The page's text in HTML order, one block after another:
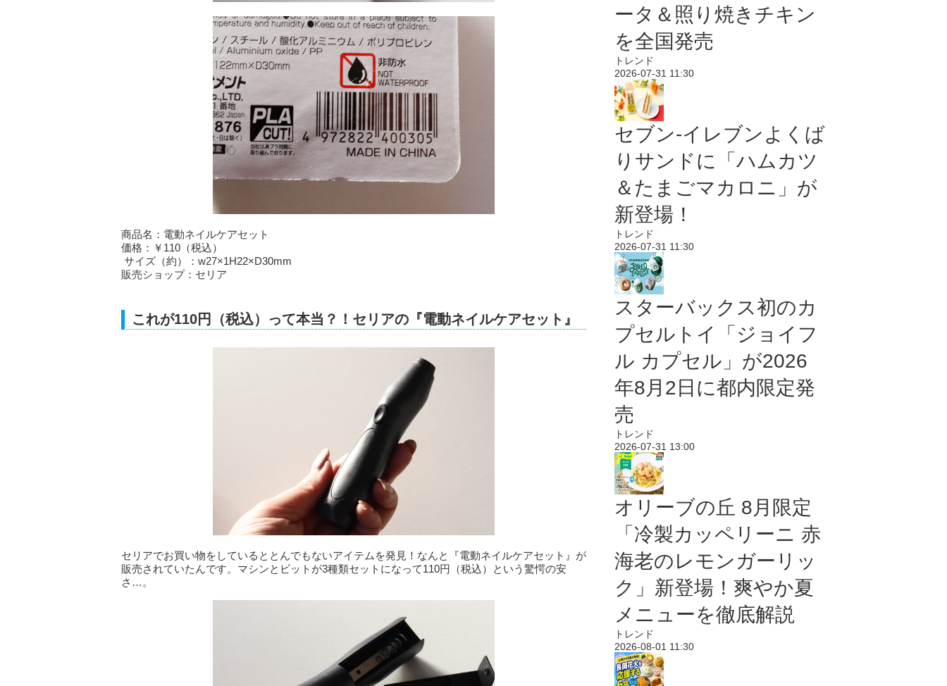
商品名：電動ネイルケアセット
価格：￥110（税込）
サイズ（約）：w27×1H22×D30mm
販売ショップ：セリア
これが110円（税込）って本当？！セリアの『電動ネイルケアセット』
セリアでお買い物をしているととんでもないアイテムを発見！なんと『電動ネイルケアセット』が
販売されていたんです。マシンとビットが3種類セットになって110円（税込）という驚愕の安
さ…。
ータ＆照り焼きチキン
を全国発売
トレンド
2026-07-31 11:30
セブン‐イレブンよくば
りサンドに「ハムカツ
＆たまごマカロニ」が
新登場！
トレンド
2026-07-31 11:30
スターバックス初のカ
プセルトイ「ジョイフ
ル カプセル」が2026
年8月2日に都内限定発
売
トレンド
2026-07-31 13:00
オリーブの丘 8月限定
「冷製カッペリーニ 赤
海老のレモンガーリッ
ク」新登場！爽やか夏
メニューを徹底解説
トレンド
2026-08-01 11:30